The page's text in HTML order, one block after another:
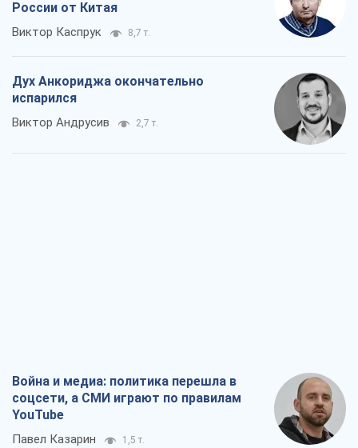
России от Китая
Виктор Каспрук 8,7 т.
Дух Анкориджа окончательно
испарился
Виктор Андрусив 2,7 т.
Война и медиа: политика перешла в
соцсети, а СМИ играют по правилам
YouTube
Павел Казарин 1,5 т.